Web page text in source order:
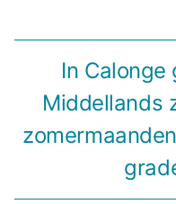
In Calonge
Middellands